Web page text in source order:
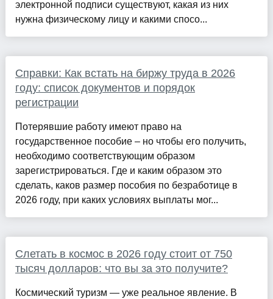
электронной подписи существуют, какая из них
нужна физическому лицу и какими спосо...
Справки: Как встать на биржу труда в 2026
году: список документов и порядок
регистрации
Потерявшие работу имеют право на
государственное пособие – но чтобы его получить,
необходимо соответствующим образом
зарегистрироваться. Где и каким образом это
сделать, каков размер пособия по безработице в
2026 году, при каких условиях выплаты мог...
Слетать в космос в 2026 году стоит от 750
тысяч долларов: что вы за это получите?
Космический туризм — уже реальное явление. В